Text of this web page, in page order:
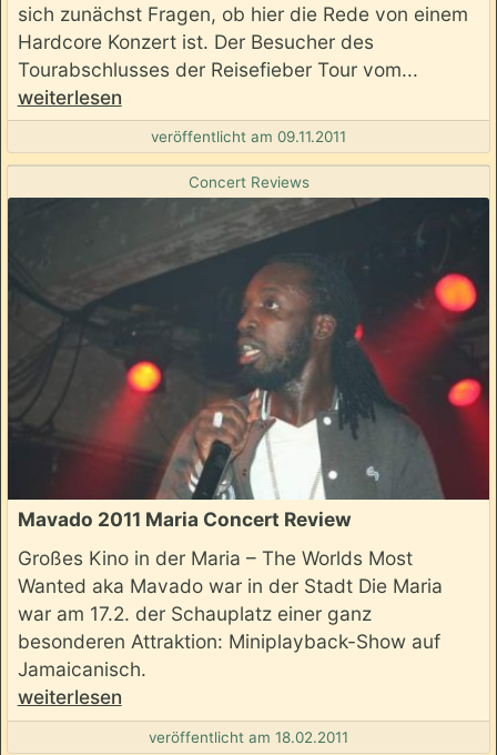
sich zunächst Fragen, ob hier die Rede von einem
Hardcore Konzert ist. Der Besucher des
Tourabschlusses der Reisefieber Tour vom...
weiterlesen
veröffentlicht am 09.11.2011
Concert Reviews
Mavado 2011 Maria Concert Review
Großes Kino in der Maria – The Worlds Most
Wanted aka Mavado war in der Stadt Die Maria
war am 17.2. der Schauplatz einer ganz
besonderen Attraktion: Miniplayback-Show auf
Jamaicanisch.
weiterlesen
veröffentlicht am 18.02.2011